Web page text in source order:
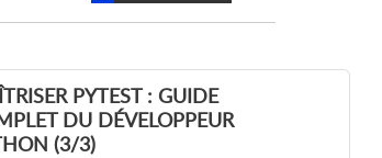
PYTEST : GUIDE
DU DÉVELOPPEUR
(3/3)